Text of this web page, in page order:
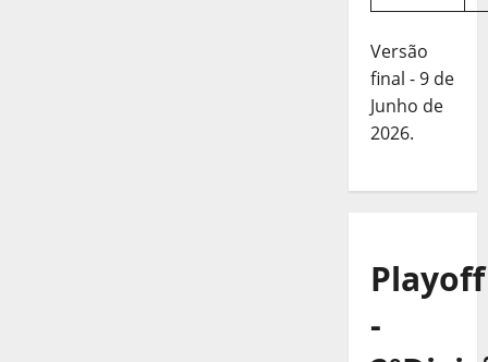
Versão
final - 9 de
Junho de
2026.
Playoff
-